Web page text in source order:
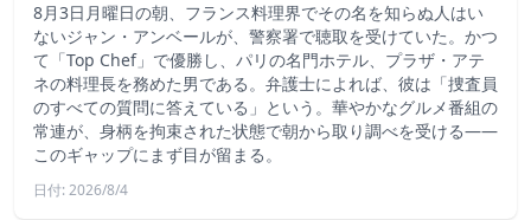
8月3日月曜日の朝、フランス料理界でその名を知らぬ人はい
ないジャン・アンベールが、警察署で聴取を受けていた。かつ
て「Top Chef」で優勝し、パリの名門ホテル、プラザ・アテ
ネの料理長を務めた男である。弁護士によれば、彼は「捜査員
のすべての質問に答えている」という。華やかなグルメ番組の
常連が、身柄を拘束された状態で朝から取り調べを受ける――
このギャップにまず目が留まる。
日付: 2026/8/4